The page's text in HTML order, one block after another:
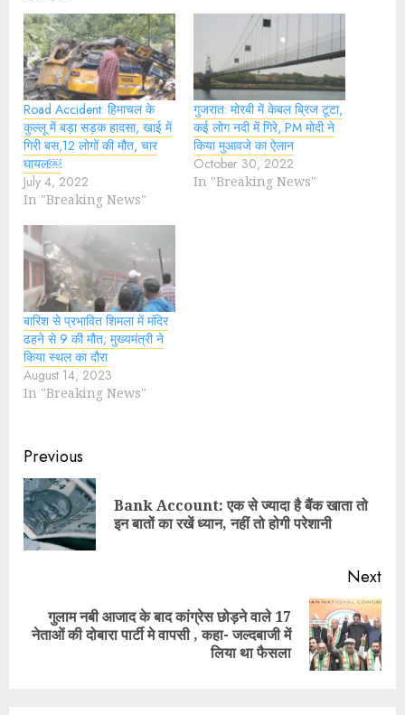
Road Accident: हिमाचल के
कुल्लू में बड़ा सड़क हादसा, खाई में
गिरी बस,12 लोगों की मौत, चार
घायल￼
July 4, 2022
In "Breaking News"
गुजरात: मोरबी में केबल ब्रिज टूटा,
कई लोग नदी में गिरे, PM मोदी ने
किया मुआवजे का ऐलान
October 30, 2022
In "Breaking News"
बारिश से प्रभावित शिमला में मंदिर
ढहने से 9 की मौत; मुख्यमंत्री ने
किया स्थल का दौरा
August 14, 2023
In "Breaking News"
Previous
Bank Account: एक से ज्यादा है बैंक खाता तो
इन बातों का रखें ध्यान, नहीं तो होगी परेशानी
Next
गुलाम नबी आजाद के बाद कांग्रेस छोड़ने वाले 17
नेताओं की दोबारा पार्टी मे वापसी , कहा- जल्दबाजी में
लिया था फैसला